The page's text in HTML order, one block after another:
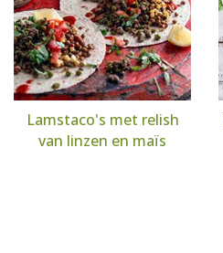
Lamstaco's met relish
van linzen en maïs